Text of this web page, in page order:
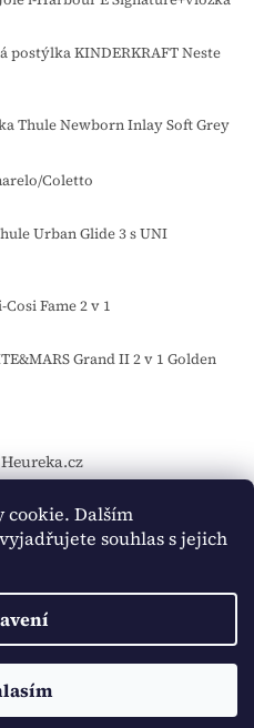
cookie. Dalším
souhlas s jejich
postýlka KINDERKRAFT Neste
Thule Newborn Inlay Soft Grey
Coletto
Urban Glide 3 s UNI
Fame 2 v 1
Grand II 2 v 1 Golden
Heureka.cz
F1eycVcPEw
. Všechna práva